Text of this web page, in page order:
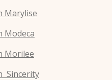
Marylise
Modeca
Morilee
Sincerity